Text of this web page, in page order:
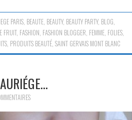
PARIS BEAUTE BEAUTY, BEAUTY PARTY, BLOG
FRUIT, FASHION FASHION BLOGGER FEMME FOLIES
PRODUITS BEAUTÉ SAINT GERVAIS MONT BLANC